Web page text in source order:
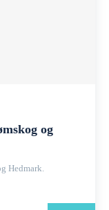
og
Hedmark.